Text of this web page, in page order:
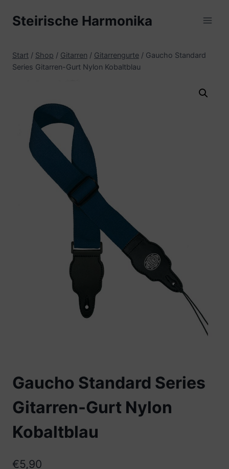
InhaltSteirische Harmonika
Start / Shop / Gitarren / Gitarrengurte / Gaucho Standard
Series Gitarren-Gurt Nylon Kobaltblau
Gaucho Standard Series
Gitarren-Gurt Nylon
Kobaltblau
€5,90